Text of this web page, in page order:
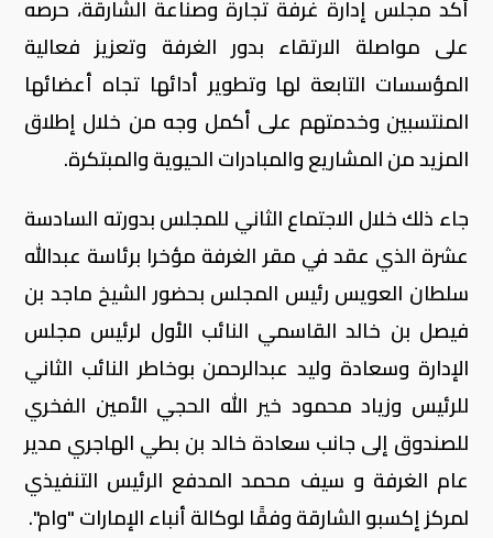
أكد مجلس إدارة غرفة تجارة وصناعة الشارقة، حرصه
على مواصلة الارتقاء بدور الغرفة وتعزيز فعالية
المؤسسات التابعة لها وتطوير أدائها تجاه أعضائها
المنتسبين وخدمتهم على أكمل وجه من خلال إطلاق
المزيد من المشاريع والمبادرات الحيوية والمبتكرة.
جاء ذلك خلال الاجتماع الثاني للمجلس بدورته السادسة
عشرة الذي عقد في مقر الغرفة مؤخرا برئاسة عبدالله
سلطان العويس رئيس المجلس بحضور الشيخ ماجد بن
فيصل بن خالد القاسمي النائب الأول لرئيس مجلس
الإدارة وسعادة وليد عبدالرحمن بوخاطر النائب الثاني
للرئيس وزياد محمود خير الله الحجي الأمين الفخري
للصندوق إلى جانب سعادة خالد بن بطي الهاجري مدير
عام الغرفة و سيف محمد المدفع الرئيس التنفيذي
لمركز إكسبو الشارقة وفقًا لوكالة أنباء الإمارات "وام".